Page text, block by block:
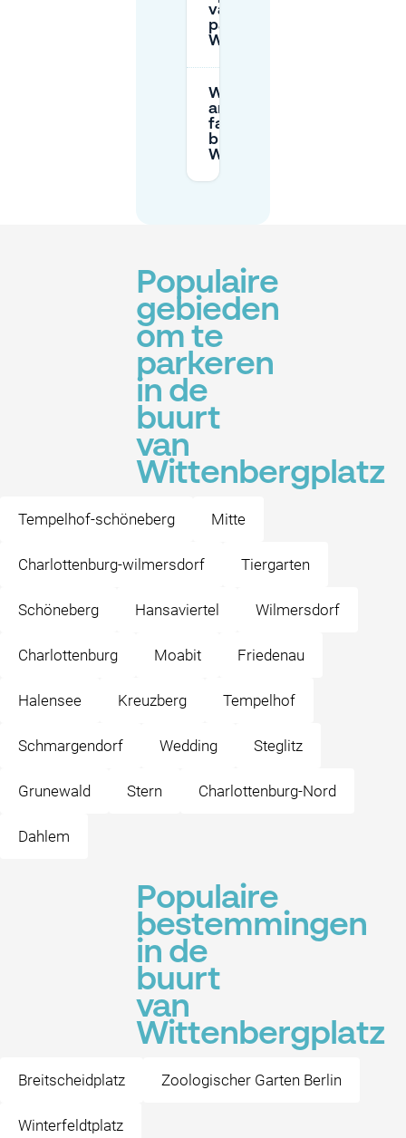
van openbaar
parkeren bij
Wittenbergplatz?
Waar vind ik Park
and Ride-
faciliteiten in de
buurt van
Wittenbergplatz?
Populaire
gebieden
om te
parkeren
in de
buurt
van
Wittenbergplatz
Tempelhof-schöneberg Mitte
Charlottenburg-wilmersdorf Tiergarten
Schöneberg Hansaviertel Wilmersdorf
Charlottenburg Moabit Friedenau
Halensee Kreuzberg Tempelhof
Schmargendorf Wedding Steglitz
Grunewald Stern Charlottenburg-Nord
Dahlem
Populaire
bestemmingen
in de
buurt
van
Wittenbergplatz
Breitscheidplatz Zoologischer Garten Berlin
Winterfeldtplatz